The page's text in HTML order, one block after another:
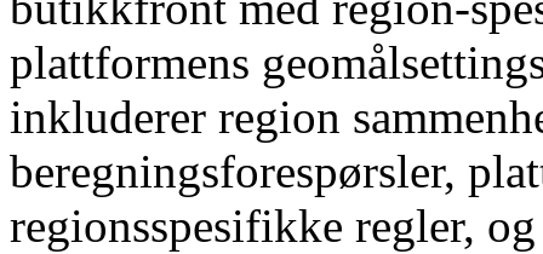
plattformens
inkluderer region
beregningsforespørsler,
regionsspesifikke regler,